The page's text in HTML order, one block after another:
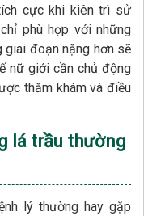
cực khi kiên trì sử
phù hợp với những
giai đoạn nặng hơn sẽ
nữ giới cần chủ động
thăm khám và điều
lá trầu thường
lý thường hay gặp